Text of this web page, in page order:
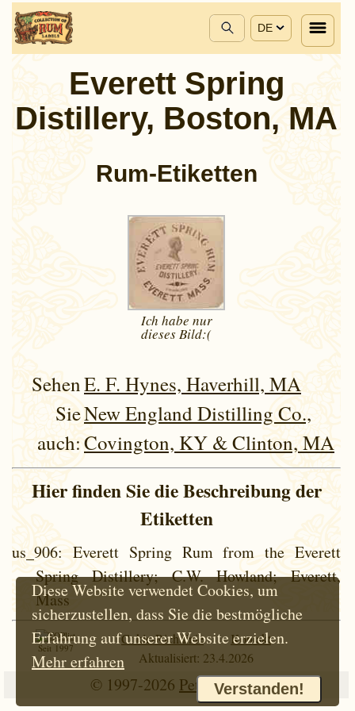
DE
Everett Spring
Distillery, Boston, MA
Rum-Etiketten
Ich habe nur
diesesBild:(
Sehen
Sie
auch:
E. F. Hynes, Haverhill, MA
New England Distilling Co.,
Covington, KY & Clinton, MA
Hier finden Sie die Beschreibung der
Etiketten
us_906: Everett Spring Rum from the Everett
Spring Distillery; C.W. Howland; Everett,
Mass
Seit 1997
Cokie-Richtlinie
Kontakt
Aktualisiert: 23.4.2026
© 1997-2026 Petr Hloušek
Diese Website verwendet Cookies, um
sicherzustellen, dass Sie die bestmögliche
Erfahrung auf unserer Website erzielen.
Mehr erfahren
Verstanden!